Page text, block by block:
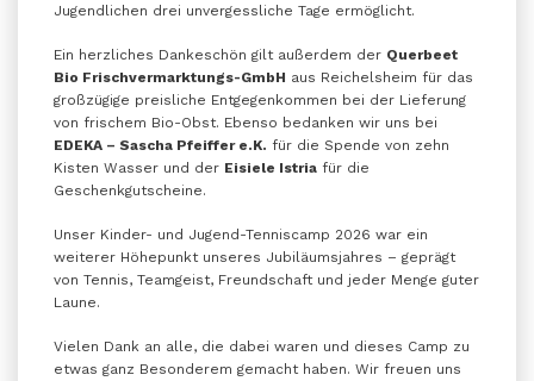
Jugendlichen drei unvergessliche Tage ermöglicht.
Ein herzliches Dankeschön gilt außerdem der Querbeet
Bio Frischvermarktungs-GmbH aus Reichelsheim für das
großzügige preisliche Entgegenkommen bei der Lieferung
von frischem Bio-Obst. Ebenso bedanken wir uns bei
EDEKA – Sascha Pfeiffer e.K. für die Spende von zehn
Kisten Wasser und der Eisiele Istria für die
Geschenkgutscheine.
Unser Kinder- und Jugend-Tenniscamp 2026 war ein
weiterer Höhepunkt unseres Jubiläumsjahres – geprägt
von Tennis, Teamgeist, Freundschaft und jeder Menge guter
Laune.
Vielen Dank an alle, die dabei waren und dieses Camp zu
etwas ganz Besonderem gemacht haben. Wir freuen uns